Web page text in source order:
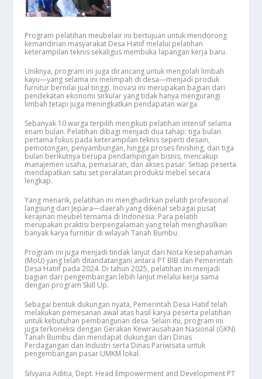
Program pelatihan meubelair ini bertujuan untuk mendorong
kemandirian masyarakat Desa Hatiif melalui pelatihan
keterampilan teknis sekaligus membuka lapangan kerja baru.
Uniknya, program ini juga dirancang untuk mengolah limbah
kayu—yang selama ini melimpah di desa—menjadi produk
furnitur bernilai jual tinggi. Inovasi ini merupakan bagian dari
pendekatan ekonomi sirkular yang tidak hanya mengurangi
limbah tetapi juga meningkatkan pendapatan warga.
Sebanyak 10 warga terpilih mengikuti pelatihan intensif selama
enam bulan. Pelatihan dibagi menjadi dua tahap: tiga bulan
pertama fokus pada keterampilan teknis seperti desain,
pemotongan, penyambungan, hingga proses finishing, dan tiga
bulan berikutnya berupa pendampingan bisnis, mencakup
manajemen usaha, pemasaran, dan akses pasar. Setiap peserta
mendapatkan satu set peralatan produksi mebel secara
lengkap.
Yang menarik, pelatihan ini menghadirkan pelatih profesional
langsung dari Jepara—daerah yang dikenal sebagai pusat
kerajinan meubel ternama di Indonesia. Para pelatih
merupakan praktisi berpengalaman yang telah menghasilkan
banyak karya furnitur di wilayah Tanah Bumbu.
Program ini juga menjadi tindak lanjut dari Nota Kesepahaman
(MoU) yang telah ditandatangani antara PT BIB dan Pemerintah
Desa Hatiif pada 2024. Di tahun 2025, pelatihan ini menjadi
bagian dari pengembangan lebih lanjut melalui kerja sama
dengan program Skill Up.
Sebagai bentuk dukungan nyata, Pemerintah Desa Hatiif telah
melakukan pemesanan awal atas hasil karya peserta pelatihan
untuk kebutuhan pembangunan desa. Selain itu, program ini
juga terkoneksi dengan Gerakan Kewirausahaan Nasional (GKN)
Tanah Bumbu dan mendapat dukungan dari Dinas
Perdagangan dan Industri serta Dinas Pariwisata untuk
pengembangan pasar UMKM lokal.
Silvyana Aditia, Dept. Head Empowerment and Development PT